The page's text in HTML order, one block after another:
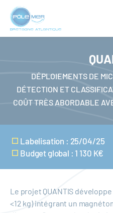
Panneau de gestion des cookies
Aller
contenu
DÉPLOIEMENTS DE
DÉTECTION ET
COÛT TRÈS ABORDABLE
Labelisation : 25/04/25
Budget global : 1 130 K€
Le projet QUANTIS
<12 kg) intégrant un